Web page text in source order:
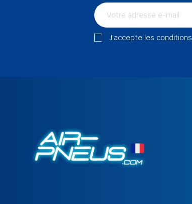
J'accepte les